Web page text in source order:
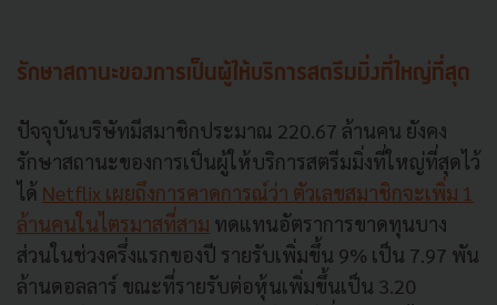
รักษาสถานะของการเป็นผู้ให้บริการสตรีมมิ่งที่ใหญ่ที่สุด
ปัจจุบันบริษัทมีสมาชิกประมาณ 220.67 ล้านคน ยังคง
รักษาสถานะของการเป็นผู้ให้บริการสตรีมมิ่งที่ใหญ่ที่สุดไว้
ได้ Netflix เผยถึงการคาดการณ์ว่า ตัวเลขสมาชิกจะเพิ่ม 1
ล้านคนในไตรมาสที่สาม ทดแทนอัตราการขาดทุนบาง
ส่วนในช่วงครึ่งแรกของปี รายรับเพิ่มขึ้น 9% เป็น 7.97 พัน
ล้านดอลลาร์ ขณะที่รายรับต่อหุ้นเพิ่มขึ้นเป็น 3.20